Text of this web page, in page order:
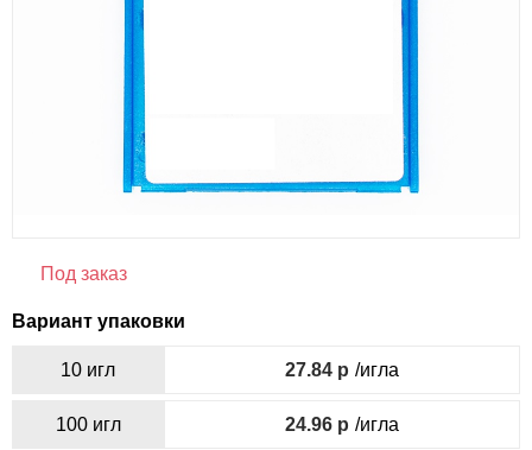
Под заказ
Вариант упаковки
10 игл 27.84 /игла
100 игл 24.96 /игла